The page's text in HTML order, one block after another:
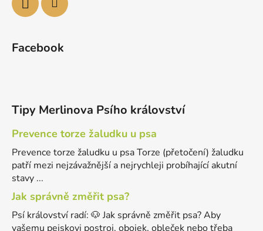
Facebook
Tipy Merlinova Psího království
Prevence torze žaludku u psa
Prevence torze žaludku u psa Torze (přetočení) žaludku
patří mezi nejzávažnější a nejrychleji probíhající akutní
stavy ...
Jak správně změřit psa?
Psí království radí: 🐶 Jak správně změřit psa? Aby
vašemu pejskovi postroj, obojek, obleček nebo třeba